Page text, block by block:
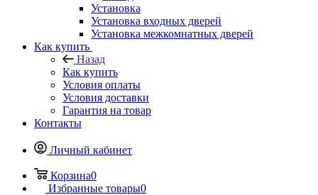
Установка
Установка входных дверей
Установка межкомнатных дверей
Как купить
Назад
Как купить
Условия оплаты
Условия доставки
Гарантия на товар
Контакты
Личный кабинет
Корзина0
Избранные товары0